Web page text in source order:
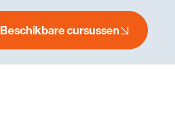
Beschikbare cursussen